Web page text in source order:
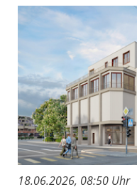
18.06.2026, 08:50 Uhr